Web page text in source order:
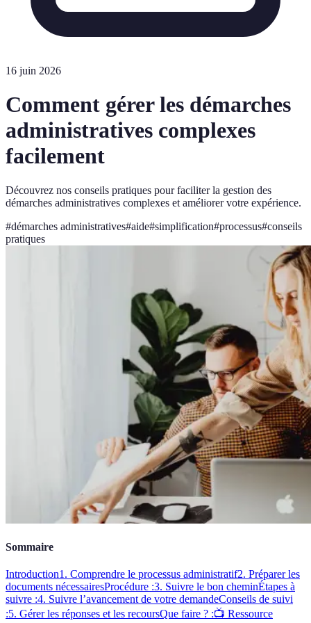
16 juin 2026
Comment gérer les démarches
administratives complexes
facilement
Découvrez nos conseils pratiques pour faciliter la gestion des
démarches administratives complexes et améliorer votre expérience.
#démarches administratives#aide#simplification#processus#conseils
pratiques
Sommaire
Introduction1. Comprendre le processus administratif2. Préparer les
documents nécessairesProcédure :3. Suivre le bon cheminÉtapes à
suivre :4. Suivre l’avancement de votre demandeConseils de suivi
:5. Gérer les réponses et les recoursQue faire ? :📺 Ressource